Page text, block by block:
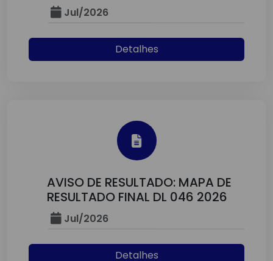
Jul/2026
Detalhes
AVISO DE RESULTADO: MAPA DE
RESULTADO FINAL DL 046 2026
Jul/2026
Detalhes